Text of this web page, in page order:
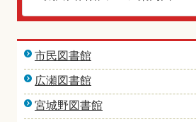
市民図書館
広瀬図書館
宮城野図書館